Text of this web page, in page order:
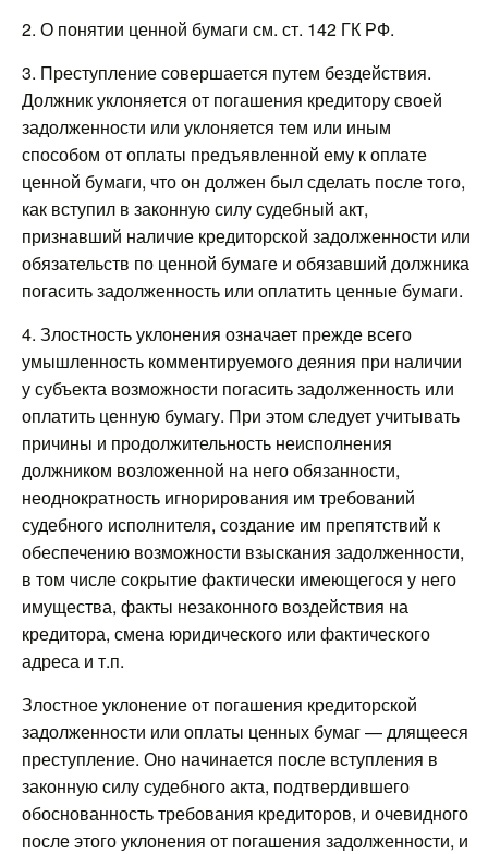
2. О понятии ценной бумаги см. ст. 142 ГК РФ.
3. Преступление совершается путем бездействия.
Должник уклоняется от погашения кредитору своей
задолженности или уклоняется тем или иным
способом от оплаты предъявленной ему к оплате
ценной бумаги, что он должен был сделать после того,
как вступил в законную силу судебный акт,
признавший наличие кредиторской задолженности или
обязательств по ценной бумаге и обязавший должника
погасить задолженность или оплатить ценные бумаги.
4. Злостность уклонения означает прежде всего
умышленность комментируемого деяния при наличии
у субъекта возможности погасить задолженность или
оплатить ценную бумагу. При этом следует учитывать
причины и продолжительность неисполнения
должником возложенной на него обязанности,
неоднократность игнорирования им требований
судебного исполнителя, создание им препятствий к
обеспечению возможности взыскания задолженности,
в том числе сокрытие фактически имеющегося у него
имущества, факты незаконного воздействия на
кредитора, смена юридического или фактического
адреса и т.п.
Злостное уклонение от погашения кредиторской
задолженности или оплаты ценных бумаг — длящееся
преступление. Оно начинается после вступления в
законную силу судебного акта, подтвердившего
обоснованность требования кредиторов, и очевидного
после этого уклонения от погашения задолженности, и